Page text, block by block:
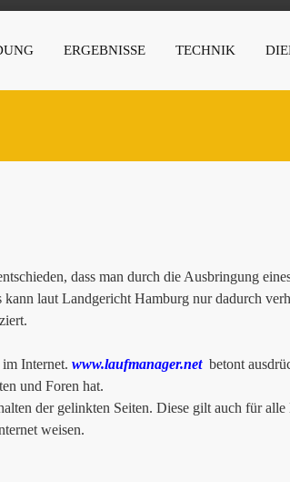
ERGEBNISSE TECHNIK
dass man durch die Ausbringung
laut Landgericht Hamburg nur dadurch
Internet. www.laufmanager.netbetont
und Foren hat.
der gelinkten Seiten. Diese gilt auch für
weisen.